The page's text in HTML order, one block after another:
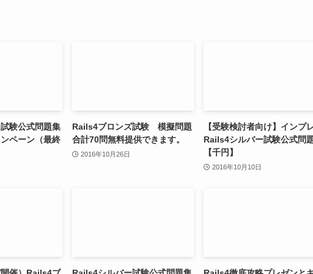
験公式問題集
ペーン（最終
Rails4ブロンズ試験 模擬問題
合計70問無料提供できます。
2016年10月26日
【受験検討者向け】インプ
Rails4シルバー試験公式問
【千円】
2016年10月10日